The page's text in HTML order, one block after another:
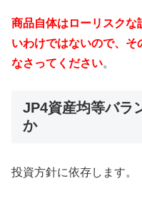
商品自体はローリスク
いわけではないので、
なさってください。
JP4資産均等バラ
か
投資方針に依存します。